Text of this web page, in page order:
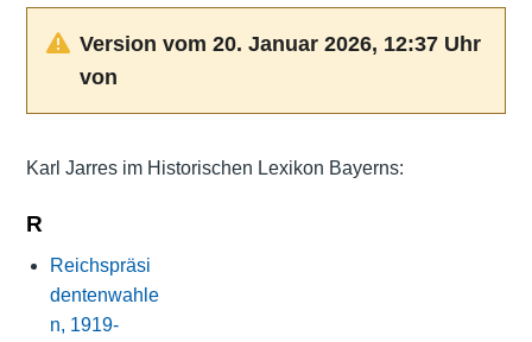
Version vom 20. Januar 2026, 12:37 Uhr
von
Karl Jarres im Historischen Lexikon Bayerns:
R
Reichspräsi
dentenwahle
n, 1919-